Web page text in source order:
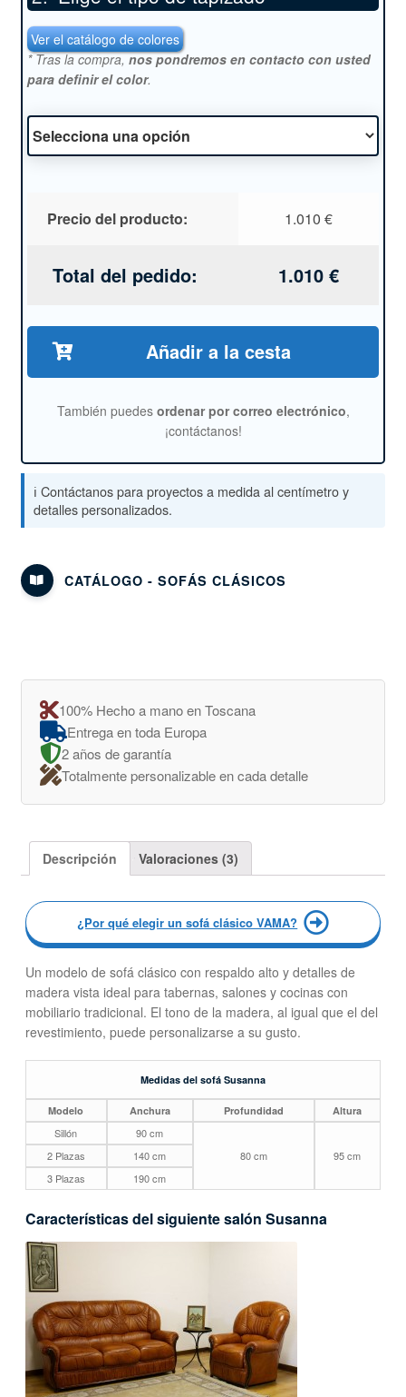
Ver el catálogo de colores
* Tras la compra,nos pondremos en contacto con usted
para definir el color.
Precio del producto: 1.010 €
Total del pedido: 1.010 €
Añadir a la cesta
También puedes ordenar por correo electrónico,
¡contáctanos!
ℹ️ Contáctanos para proyectos a medida al centímetro y
detalles personalizados.
CATÁLOGO - SOFÁS CLÁSICOS
100% Hecho a mano en Toscana
Entrega en toda Europa
2 años de garantía
Totalmente personalizable en cada detalle
Descripción Valoraciones (3)
¿Por qué elegir un sofá clásico VAMA?
Un modelo de sofá clásico con respaldo alto y detalles de
madera vista ideal para tabernas, salones y cocinas con
mobiliario tradicional. El tono de la madera, al igual que el del
revestimiento, puede personalizarse a su gusto.
Medidas del sofá Susanna
Modelo Anchura Profundidad Altura
Sillón
90 cm
80 cm
95 cm
2 Plazas
140 cm
3 Plazas
190 cm
Características del siguiente salón Susanna